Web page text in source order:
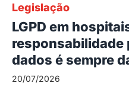
Legislação
LGPD em
responsabilidade
dados é sempre
20/07/2026